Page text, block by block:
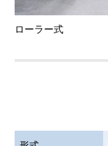
ローラー式